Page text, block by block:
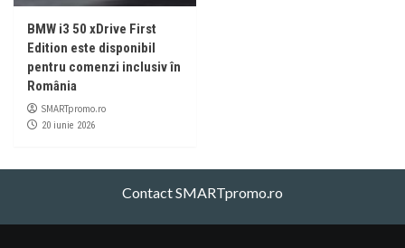
BMW i3 50 xDrive First
Edition este disponibil
pentru comenzi inclusiv în
România
SMARTpromo.ro
20 iunie 2026
Contact SMARTpromo.ro